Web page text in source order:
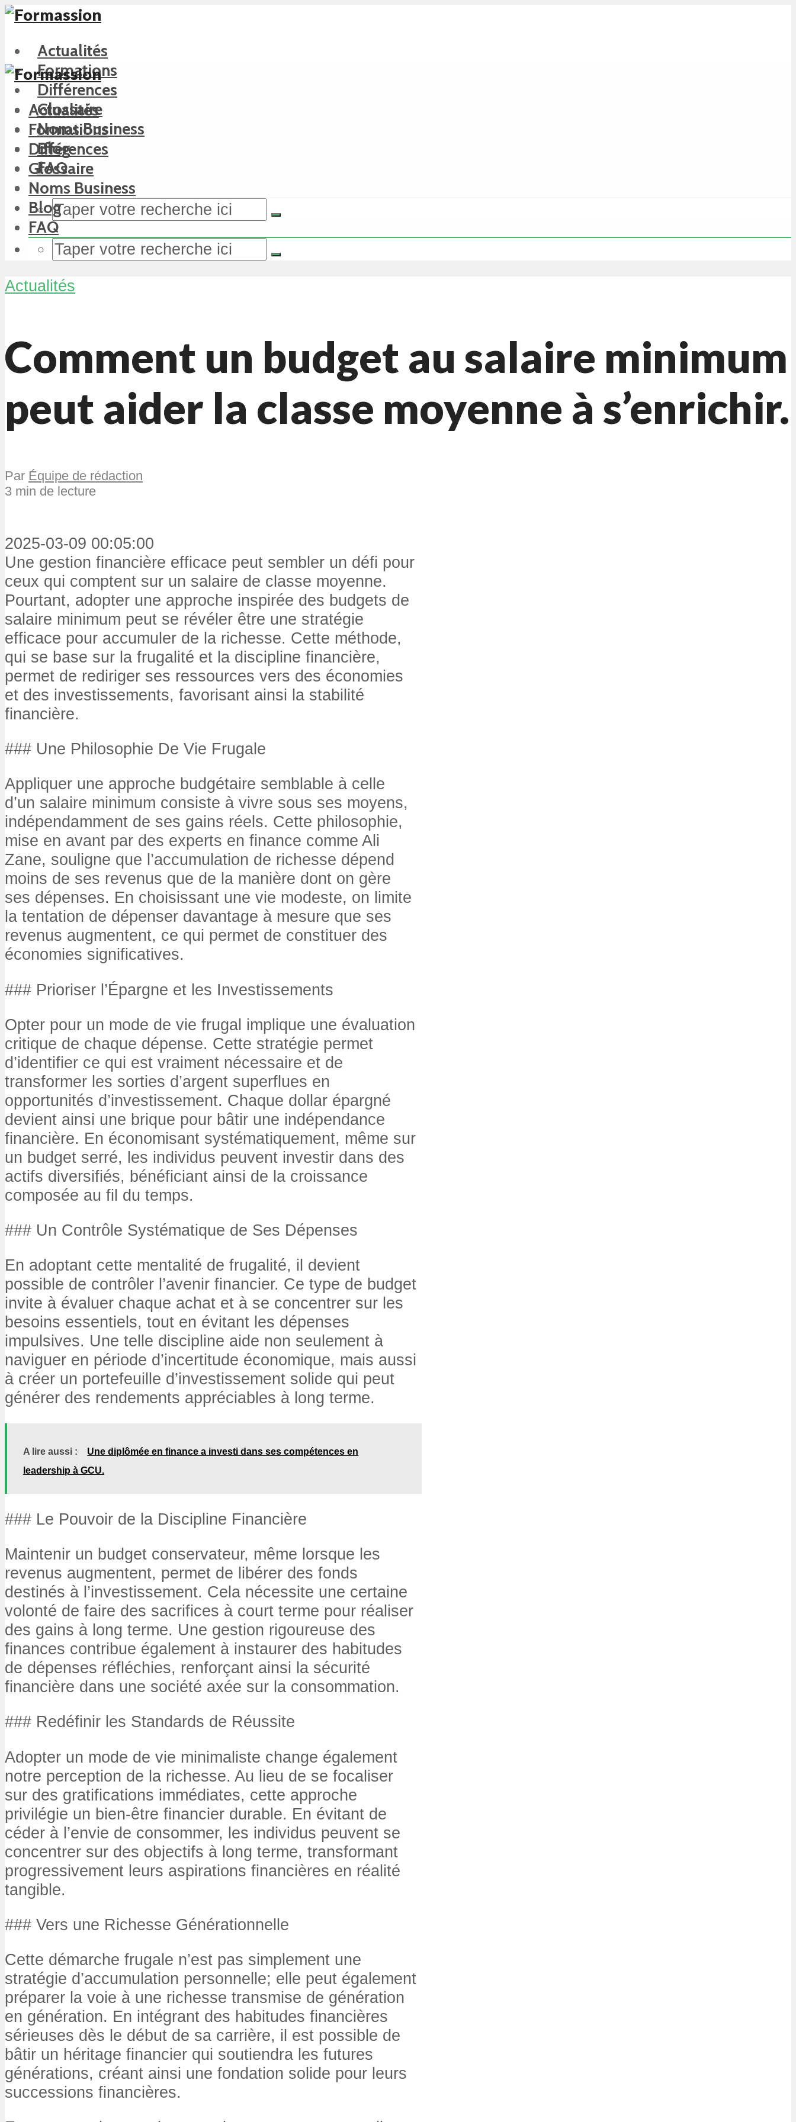
Actualités
Formations
Différences
Glossaire
Noms Business
Blog
FAQ
Actualités
Formations
Différences
Glossaire
Noms Business
Blog
FAQ
Actualités
Comment un budget au salaire minimum
peut aider la classe moyenne à s’enrichir.
Par Équipe de rédaction
3 min de lecture
2025-03-09 00:05:00
Une gestion financière efficace peut sembler un défi pour
ceux qui comptent sur un salaire de classe moyenne.
Pourtant, adopter une approche inspirée des budgets de
salaire minimum peut se révéler être une stratégie
efficace pour accumuler de la richesse. Cette méthode,
qui se base sur la frugalité et la discipline financière,
permet de rediriger ses ressources vers des économies
et des investissements, favorisant ainsi la stabilité
financière.
### Une Philosophie De Vie Frugale
Appliquer une approche budgétaire semblable à celle
d’un salaire minimum consiste à vivre sous ses moyens,
indépendamment de ses gains réels. Cette philosophie,
mise en avant par des experts en finance comme Ali
Zane, souligne que l’accumulation de richesse dépend
moins de ses revenus que de la manière dont on gère
ses dépenses. En choisissant une vie modeste, on limite
la tentation de dépenser davantage à mesure que ses
revenus augmentent, ce qui permet de constituer des
économies significatives.
### Prioriser l’Épargne et les Investissements
Opter pour un mode de vie frugal implique une évaluation
critique de chaque dépense. Cette stratégie permet
d’identifier ce qui est vraiment nécessaire et de
transformer les sorties d’argent superflues en
opportunités d’investissement. Chaque dollar épargné
devient ainsi une brique pour bâtir une indépendance
financière. En économisant systématiquement, même sur
un budget serré, les individus peuvent investir dans des
actifs diversifiés, bénéficiant ainsi de la croissance
composée au fil du temps.
### Un Contrôle Systématique de Ses Dépenses
En adoptant cette mentalité de frugalité, il devient
possible de contrôler l’avenir financier. Ce type de budget
invite à évaluer chaque achat et à se concentrer sur les
besoins essentiels, tout en évitant les dépenses
impulsives. Une telle discipline aide non seulement à
naviguer en période d’incertitude économique, mais aussi
à créer un portefeuille d’investissement solide qui peut
générer des rendements appréciables à long terme.
A lire aussi :
Une diplômée en finance a investi dans ses compétences en
leadership à GCU.
### Le Pouvoir de la Discipline Financière
Maintenir un budget conservateur, même lorsque les
revenus augmentent, permet de libérer des fonds
destinés à l’investissement. Cela nécessite une certaine
volonté de faire des sacrifices à court terme pour réaliser
des gains à long terme. Une gestion rigoureuse des
finances contribue également à instaurer des habitudes
de dépenses réfléchies, renforçant ainsi la sécurité
financière dans une société axée sur la consommation.
### Redéfinir les Standards de Réussite
Adopter un mode de vie minimaliste change également
notre perception de la richesse. Au lieu de se focaliser
sur des gratifications immédiates, cette approche
privilégie un bien-être financier durable. En évitant de
céder à l’envie de consommer, les individus peuvent se
concentrer sur des objectifs à long terme, transformant
progressivement leurs aspirations financières en réalité
tangible.
### Vers une Richesse Générationnelle
Cette démarche frugale n’est pas simplement une
stratégie d’accumulation personnelle; elle peut également
préparer la voie à une richesse transmise de génération
en génération. En intégrant des habitudes financières
sérieuses dès le début de sa carrière, il est possible de
bâtir un héritage financier qui soutiendra les futures
générations, créant ainsi une fondation solide pour leurs
successions financières.